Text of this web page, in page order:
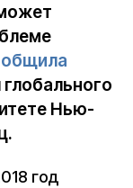
Нью-
год